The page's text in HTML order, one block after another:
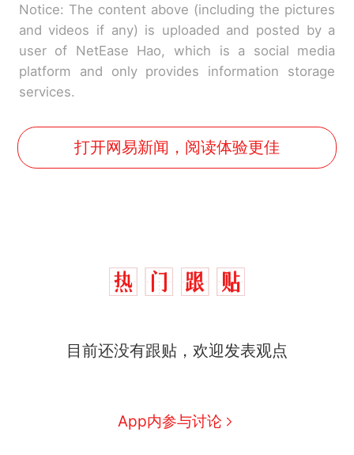
Notice: The content above (including the pictures
and videos if any) is uploaded and posted by a
user of NetEase Hao, which is a social media
platform and only provides information storage
services.
打开网易新闻，阅读体验更佳
目前还没有跟贴，欢迎发表观点
App内参与讨论
全部作废，公平么？
国大使骑行绕了几乎整个国境
线一圈，还曾两次到中国寻根
搬家报价570元，搬到楼下交
5060元才肯搬上楼！女子傻眼